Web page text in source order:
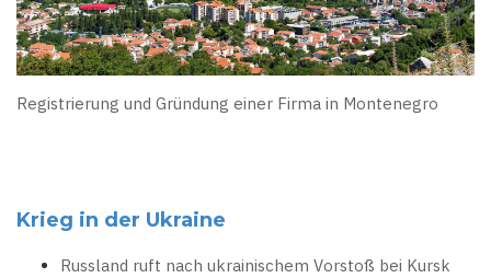
Registrierung und Gründung einer Firma in Montenegro
Krieg in der Ukraine
Russland ruft nach ukrainischem Vorstoß bei Kursk